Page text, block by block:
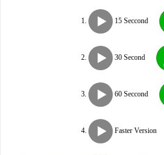
15 Seccond
30 Second
60 Seccond
Faster Version